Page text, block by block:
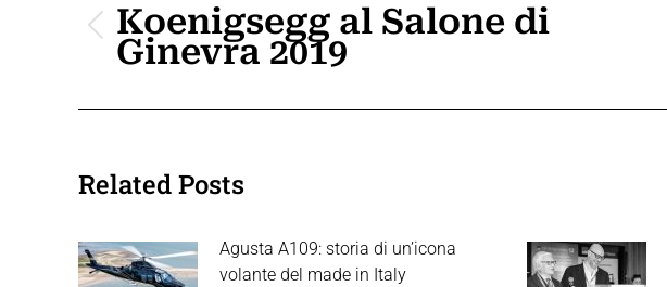
post
Post
precedente:
Koenigsegg al Salone di
Ginevra 2019
Related Posts
Agusta A109: storia di un’icona
volante del made in Italy